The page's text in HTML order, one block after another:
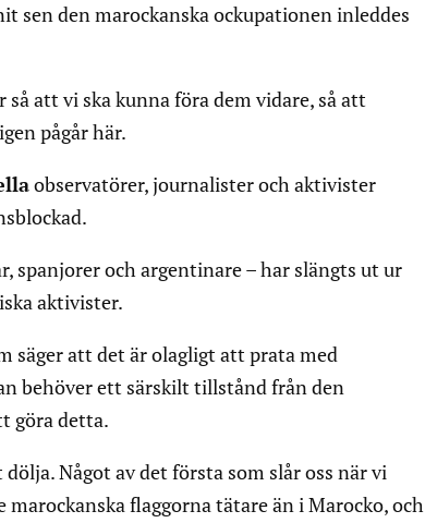
sen den marockanska ockupationen inleddes
att vi ska kunna föra dem vidare, så att
pågår här.
observatörer, journalister och aktivister
spanjorer och argentinare – har slängts ut ur
aktivister.
säger att det är olagligt att prata med
behöver ett särskilt tillstånd från den
göra detta.
Något av det första som slår oss när vi
marockanska flaggorna tätare än i Marocko, och